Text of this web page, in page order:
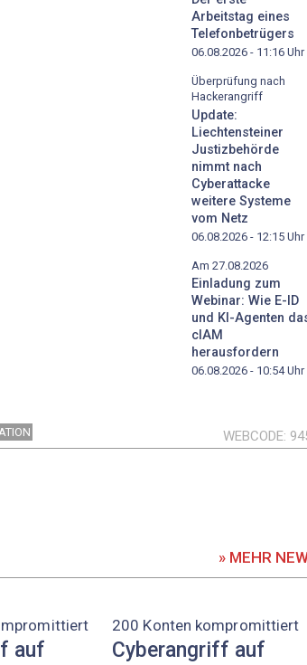
Arbeitstag eines
Telefonbetrügers
06.08.2026 - 11:16 Uhr
Überprüfung nach
Hackerangriff
Update:
Liechtensteiner
Justizbehörde
nimmt nach
Cyberattacke
weitere Systeme
vom Netz
06.08.2026 - 12:15 Uhr
Am 27.08.2026
Einladung zum
Webinar: Wie E-ID
und KI-Agenten
cIAM
herausfordern
06.08.2026 - 10:54Uhr
WEBCODE
» MEHR
auf
200 Konten kompromittiert
Cyberangriff auf